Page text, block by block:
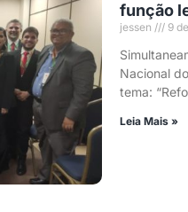
função
jessen 9
Nacional
tema:
Leia Mais »